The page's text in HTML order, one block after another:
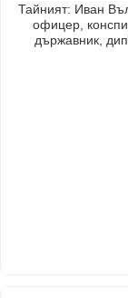
Тайният: Иван
офицер,
държавник,